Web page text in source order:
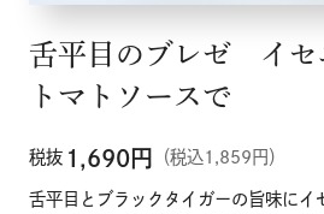
舌平目のブレゼ イセ
トマトソースで
税抜 1,690円 （税込1,859円）
舌平目とブラックタイガーの旨味にイ